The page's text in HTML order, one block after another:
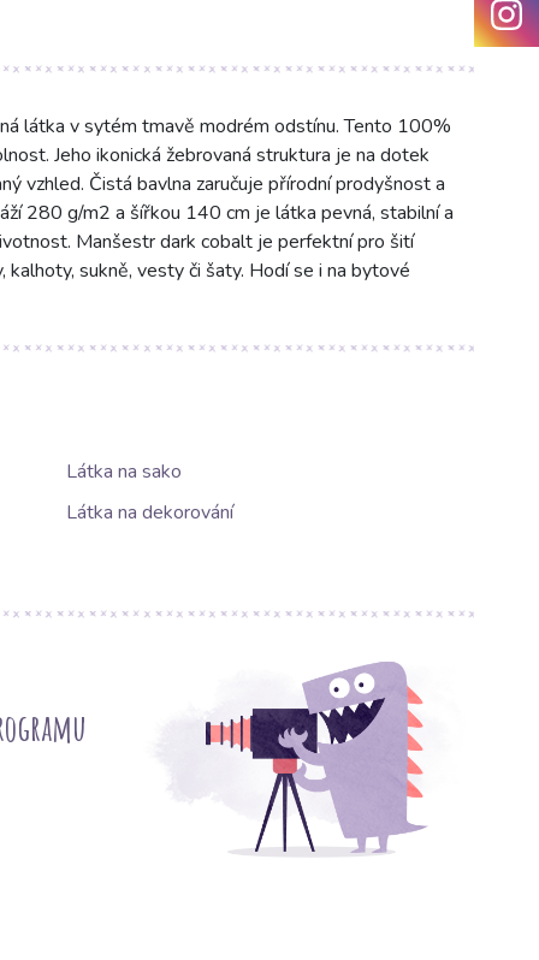
látka v sytém tmavě modrém odstínu. Tento 100%
Jeho ikonická žebrovaná struktura je na dotek
vzhled. Čistá bavlna zaručuje přírodní prodyšnost a
280 g/m2 a šířkou 140 cm je látka pevná, stabilní a
Manšestr dark cobalt je perfektní pro šití
kalhoty, sukně, vesty či šaty. Hodí se i na bytové
Látka na sako
Látka na dekorování